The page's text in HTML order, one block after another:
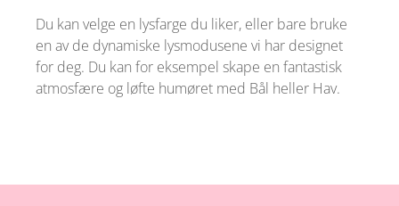
Du kan velge en lysfarge du liker, eller bare bruke
en av de dynamiske lysmodusene vi har designet
for deg. Du kan for eksempel skape en fantastisk
atmosfære og løfte humøret med Bål heller Hav.